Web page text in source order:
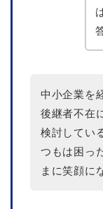
中小企業を
後継者不在
検討してい
つもは困っ
まに笑顔に